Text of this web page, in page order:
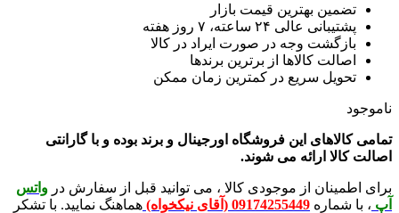
بهترین قیمت بازار
عالی ۲۴ ساعته، ۷ روز هفته
وجه در صورت ایراد در کالا
کالاها از برترین برندها
سریع در کمترین زمان ممکن
این فروشگاه اورجینال و برند بوده و با گارانتی
ارائه می شوند.
از موجودی کالا ، می توانید قبل از سفارش درواتس
09174255449 (آقای نیکخواه) هماهنگ نمایید. با تشکر